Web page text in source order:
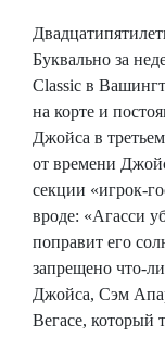
Буквально за
Classic в
на корте и
Джойса в
от времени
секции «игрок-
вроде: «Агасси
поправит его
запрещено что-
Джойса, Сэм
Вегасе, который